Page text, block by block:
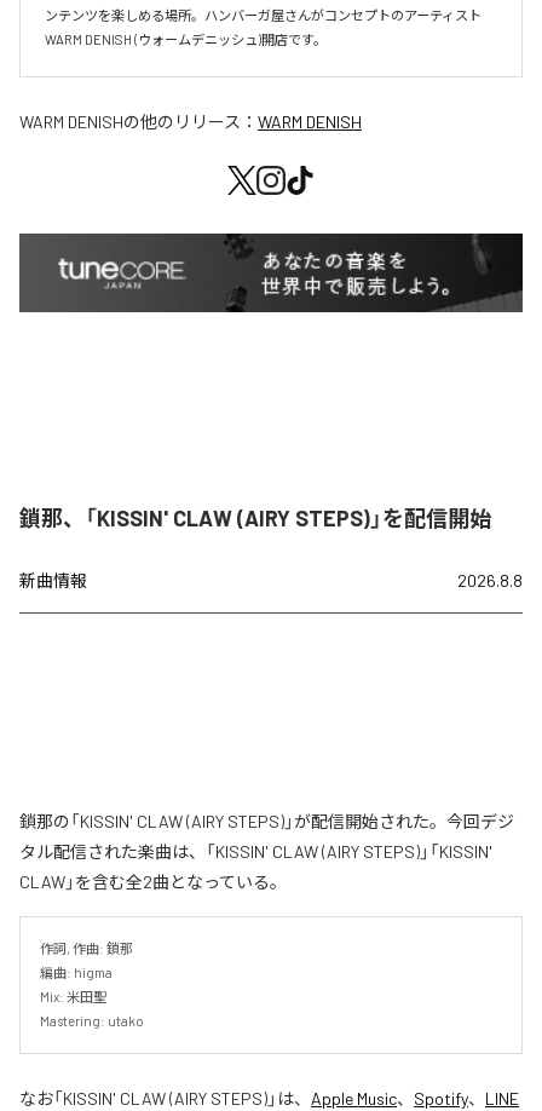
ンテンツを楽しめる場所。ハンバーガ屋さんがコンセプトのアーティスト
WARM DENISH (ウォームデニッシュ)開店です。
WARM DENISHの他のリリース： WARM DENISH
鎖那、「KISSIN' CLAW (AIRY STEPS)」を配信開始
新曲情報 2026.8.8
鎖那の「KISSIN' CLAW (AIRY STEPS)」が配信開始された。今回デジ
タル配信された楽曲は、「KISSIN' CLAW (AIRY STEPS)」「KISSIN'
CLAW」を含む全2曲となっている。
作詞, 作曲: 鎖那
編曲: higma
Mix: 米田聖
Mastering: utako
なお「KISSIN' CLAW (AIRY STEPS)」は、 Apple Music、 Spotify、 LINE